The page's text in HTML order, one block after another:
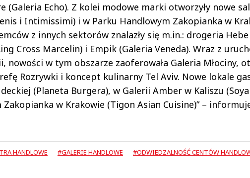
(Galeria Echo). Z kolei modowe marki otworzyły nowe
i Intimissimi) i w Parku Handlowym Zakopianka w
z innych sektorów znalazły się m.in.: drogeria
Cross Marcelin) i Empik (Galeria Veneda). Wraz z
nowości w tym obszarze zaoferowała Galeria Młociny,
Rozrywki i koncept kulinarny Tel Aviv. Nowe lokale
(Planeta Burgera), w Galerii Amber w Kaliszu
w Krakowie (Tigon Asian Cuisine)” – informuje
HANDLOWE #GALERIE HANDLOWE #ODWIEDZALNOŚĆ CENTÓW